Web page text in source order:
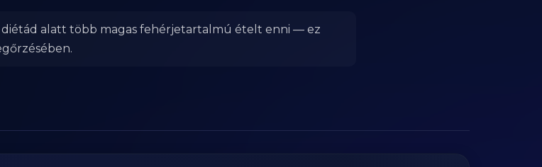
alatt több magas fehérjetartalmú ételt enni — ez